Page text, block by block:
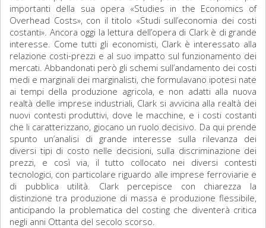
importanti della sua opera «Studies in the Economics of
Overhead Costs», con il titolo «Studi sull’economia dei costi
costanti». Ancora oggi la lettura dell’opera di Clark è di grande
interesse. Come tutti gli economisti, Clark è interessato alla
relazione costi-prezzi e al suo impatto sul funzionamento dei
mercati. Abbandonati però gli schemi sull’andamento dei costi
medi e marginali dei marginalisti, che formulavano ipotesi nate
ai tempi della produzione agricola, e non adatti alla nuova
realtà delle imprese industriali, Clark si avvicina alla realtà dei
nuovi contesti produttivi, dove le macchine, e i costi costanti
che li caratterizzano, giocano un ruolo decisivo. Da qui prende
spunto un’analisi di grande interesse sulla rilevanza dei
diversi tipi di costo nelle decisioni, sulla discriminazione dei
prezzi, e così via, il tutto collocato nei diversi contesti
tecnologici, con particolare riguardo alle imprese ferroviarie e
di pubblica utilità. Clark percepisce con chiarezza la
distinzione tra produzione di massa e produzione flessibile,
anticipando la problematica del costing che diventerà critica
negli anni Ottanta del secolo scorso.